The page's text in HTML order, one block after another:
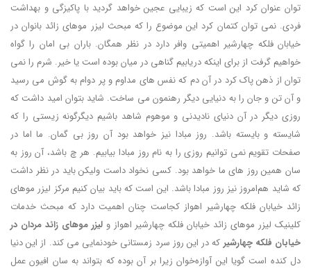
توان عنوان کرد این است که زیبایی عجین خواهد گردید با پاکیزگی و بهداشت
فردی. نمی توان کتمان کرد این موضوع را که مبحث لیزر موهای زائد بانوان در
خیابان فلکه چهارشیر اهمیتی وافر دارد در نظر همگان. باران بی امان را گواه
خواهیم گرفت از برای اینکه دریابیم گناهی در میان بوده است یا خیر. شرم را نمی
توان از ذهن پاک کرد در آن دم که نفس های مداوم و پر دوام به گوش می رسید
و آن تن و جان را به دنیایی دیگر رهنمون می ساخت. شاید بتوان امید داشت که
روزی دیگر در آن دنیای نادیدنی و موهوم شاهد باشیم دیگرگونه زیستی را که
شایسته و بایسته باشد. روز مبادا نیز خواهد بود آن روز بی گمان. ما اما در
صفحات تقویم نمی توانیم روزی را به نام روز مبادا بیابیم. هر چ باشد، آن روز به
سان همین روز های ما خواهد بود. کسی نخواد داست ولیکن باید در نظر داشت
که شاید هم‌امروز نیز روز مبادا باشد. این است که باید بیان کنیم مرکز لیزر موهای
زائد خیابان فلکه چهارشیر اهواز کجاست چنان اهمیت دارد که مبحث خدمات
کلینیک لیزر موهای زائد خیابان فلکه چهارشیر اهواز ولیزر موهای زائد مردان در
خیابان فلکه چهارشیر که در این روز سرد زمستانی خودنمایی می کند. از این دنیا
دل کنده است گویا این آوازه‌خوان زیرا بر آن بوده که بتواند به سان افیون عمل